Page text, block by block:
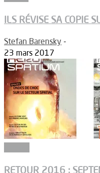
ILS RÉVISE SA COPIE
Stefan Barensky -
23 mars 2017
RETOUR 2016 :